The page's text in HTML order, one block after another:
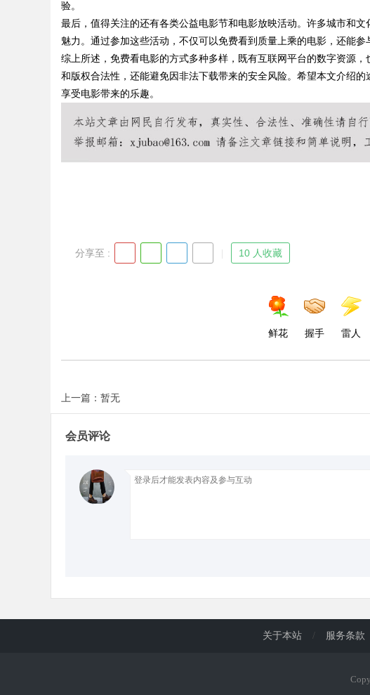
Bo
验。
最后，值得关注的还有各类公益电影节和电影放映活动。许多城市和
魅力。通过参加这些活动，不仅可以免费看到质量上乘的电影，还能参
综上所述，免费看电影的方式多种多样，既有互联网平台的数字资源
和版权合法性，还能避免因非法下载带来的安全风险。希望本文介绍
享受电影带来的乐趣。
分享至 : 10 人收藏
鲜花 握手 雷人
上一篇：暂无
会员评论
关于本站 / 服务条款